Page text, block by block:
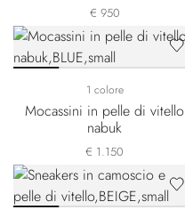
€ 950
1 colore
Mocassini in pelle di vitello
nabuk
€ 1.150